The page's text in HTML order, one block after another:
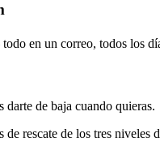
en un correo, todos los
darte de baja cuando quieras.
rescate de los tres